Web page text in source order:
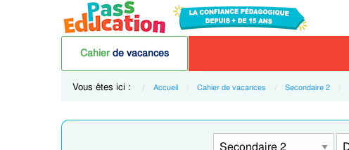
Cahier de vacances
Vous êtes ici : Accueil Cahier de vacances Secondaire 2